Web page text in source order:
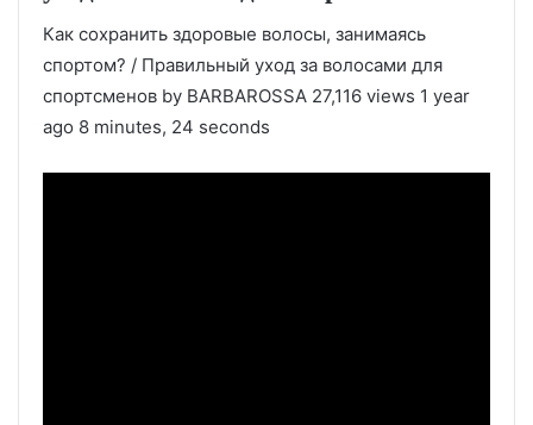
Как сохранить здоровые волосы, занимаясь
спортом? / Правильный уход за волосами для
спортсменов by BARBAROSSA 27,116 views 1 year
ago 8 minutes, 24 seconds